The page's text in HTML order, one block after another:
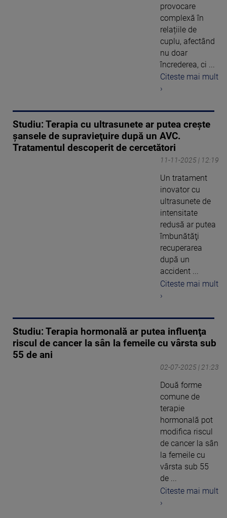
provocare
complexă în
relațiile de
cuplu, afectând
nu doar
încrederea, ci ...
Citeste mai mult
›
Studiu: Terapia cu ultrasunete ar putea creşte
şansele de supravieţuire după un AVC.
Tratamentul descoperit de cercetători
11-11-2025 | 12:19
Un tratament
inovator cu
ultrasunete de
intensitate
redusă ar putea
îmbunătăţi
recuperarea
după un
accident ...
Citeste mai mult
›
Studiu: Terapia hormonală ar putea influenţa
riscul de cancer la sân la femeile cu vârsta sub
55 de ani
02-07-2025 | 21:23
Două forme
comune de
terapie
hormonală pot
modifica riscul
de cancer la sân
la femeile cu
vârsta sub 55
de ...
Citeste mai mult
›